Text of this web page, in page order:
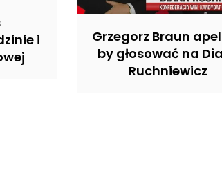
i
Grzegorz Braun
by głosować na
Ruchniewicz